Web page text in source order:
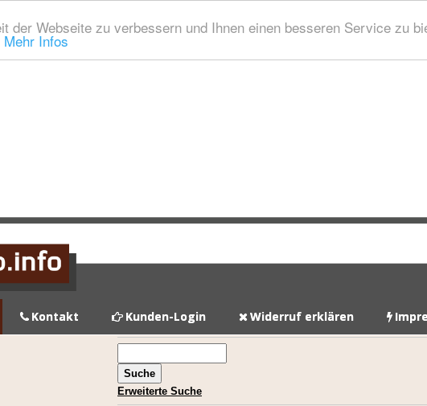
Webseite zu verbessern und Ihnen einen besseren Service zu
Mehr Infos
Kontakt Kunden-Login Widerruf erklären
Erweiterte Suche